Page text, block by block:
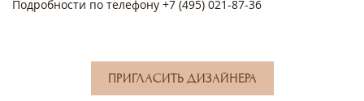
Подробности по телефону +7 (495) 021-87-36
ПРИГЛАСИТЬ ДИЗАЙНЕРА